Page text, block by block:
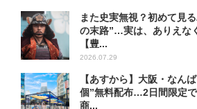
また史実無視？初めて見
の末路”…実は、ありえな
【豊...
2026.07.29
【あすから】大阪・なん
個”無料配布…2日間限定
商...